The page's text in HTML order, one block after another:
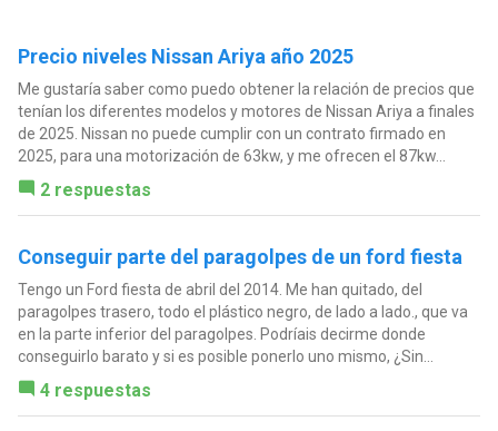
Precio niveles Nissan Ariya año 2025
Me gustaría saber como puedo obtener la relación de precios que
tenían los diferentes modelos y motores de Nissan Ariya a finales
de 2025. Nissan no puede cumplir con un contrato firmado en
2025, para una motorización de 63kw, y me ofrecen el 87kw...
2 respuestas
Conseguir parte del paragolpes de un ford fiesta
Tengo un Ford fiesta de abril del 2014. Me han quitado, del
paragolpes trasero, todo el plástico negro, de lado a lado., que va
en la parte inferior del paragolpes. Podríais decirme donde
conseguirlo barato y si es posible ponerlo uno mismo, ¿Sin...
4 respuestas